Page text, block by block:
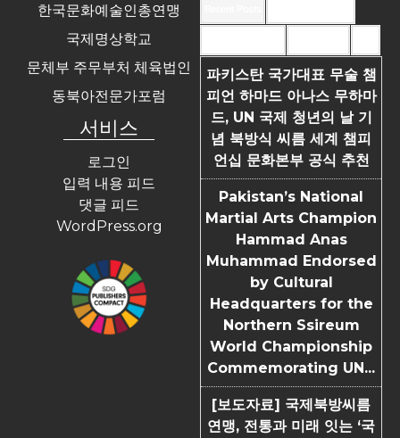
한국문화예술인총연맹
국제명상학교
문체부 주무부처 체육법인
동북아전문가포럼
서비스
로그인
입력 내용 피드
댓글 피드
WordPress.org
파키스탄 국가대표 무술 챔
피언 하마드 아나스 무하마
드, UN 국제 청년의 날 기
념 북방식 씨름 세계 챔피
언십 문화본부 공식 추천
Pakistan’s National
Martial Arts Champion
Hammad Anas
Muhammad Endorsed
by Cultural
Headquarters for the
Northern Ssireum
World Championship
Commemorating UN...
[보도자료] 국제북방씨름
연맹, 전통과 미래 잇는 ‘국